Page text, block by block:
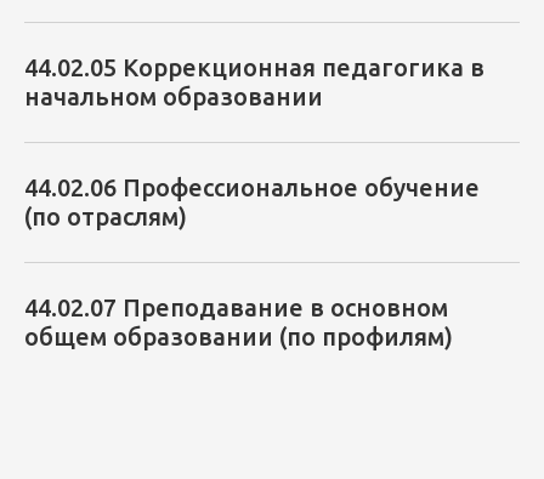
44.02.05 Коррекционная педагогика в
начальном образовании
44.02.06 Профессиональное обучение
(по отраслям)
44.02.07 Преподавание в основном
общем образовании (по профилям)